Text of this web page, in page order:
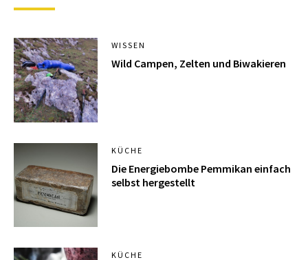
WISSEN
Wild Campen, Zelten und Biwakieren
KÜCHE
Die Energiebombe Pemmikan einfach
selbst hergestellt
KÜCHE